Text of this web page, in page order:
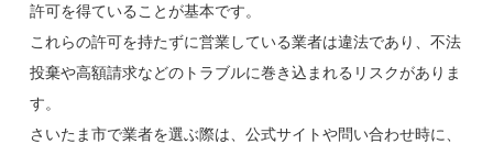
許可を得ていることが基本です。
これらの許可を持たずに営業している業者は違法であり、不法
投棄や高額請求などのトラブルに巻き込まれるリスクがありま
す。
さいたま市で業者を選ぶ際は、公式サイトや問い合わせ時に、